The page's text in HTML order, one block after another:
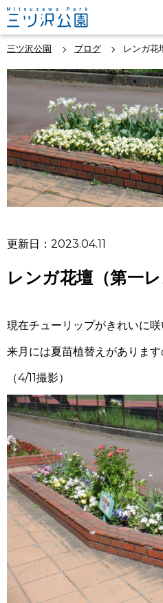
三ツ沢公園 ブログ レンガ花
更新日：2023.04.11
レンガ花壇（第一
現在チューリップがきれいに咲
来月には夏苗植替えがあります
（4/11撮影）